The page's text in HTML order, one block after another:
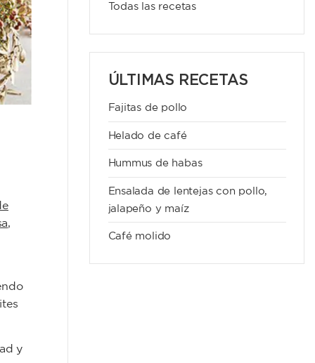
,
y
Todas las recetas
ÚLTIMAS RECETAS
Fajitas de pollo
Helado de café
Hummus de habas
Ensalada de lentejas con pollo,
jalapeño y maíz
Café molido